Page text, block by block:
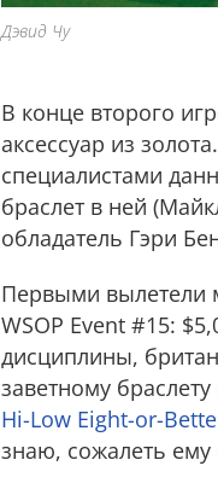
Дэвид Чу
В конце второго
аксессуар из
специалистами
браслет в ней
обладатель Гэри
Первыми вылетели
WSOP Event #15:
дисциплины,
заветному
Hi-Low Eight-or-
знаю, сожалеть ему